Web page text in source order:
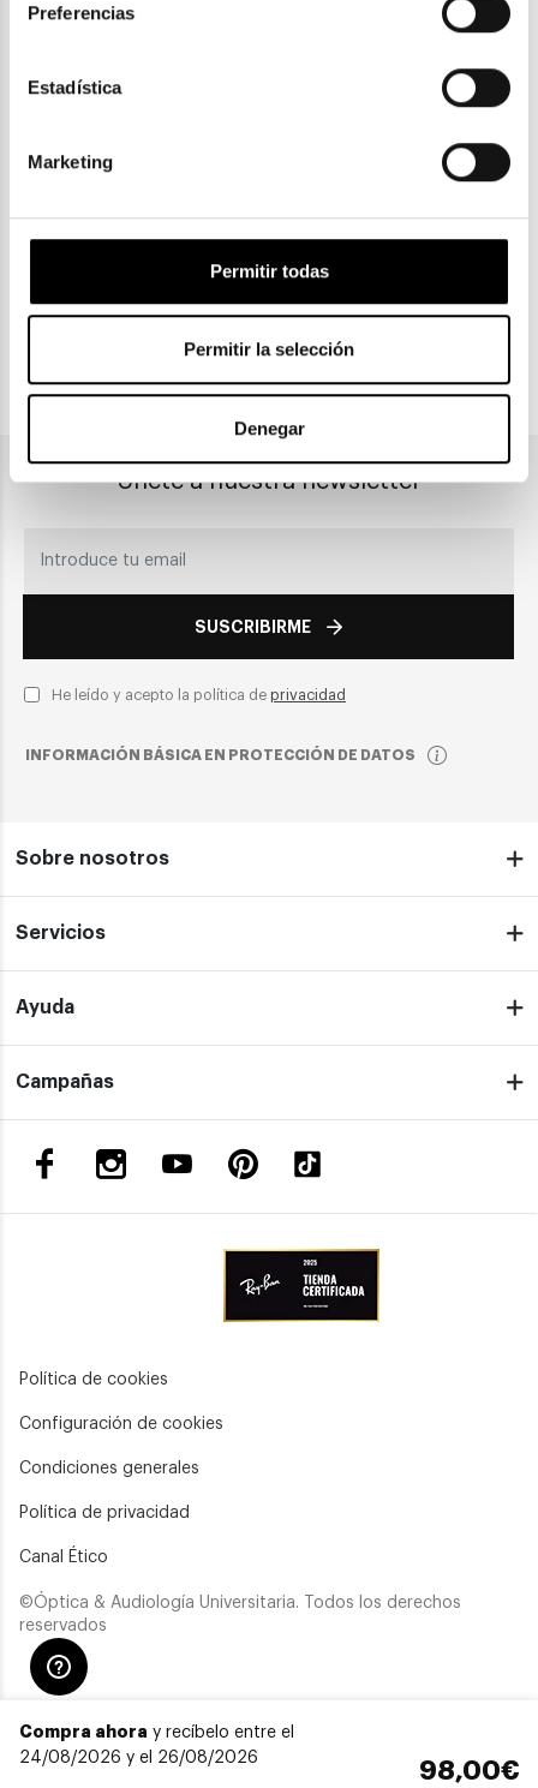
Preferencias
Estadística
Marketing
Permitir todas
Permitir la selección
Denegar
Compra ahora y recíbelo entre el
24/08/2026 y el 26/08/2026
98,00€
2 colores
CLICK & COLLECT
Recogida en tienda
PAGO SEGURO
Únete a nuestra newsletter
SUSCRIBIRME
He leído y acepto la política de privacidad
INFORMACIÓN BÁSICA EN PROTECCIÓN DE DATOS
Sobre nosotros
Servicios
Ayuda
Campañas
Política de cookies
Configuración de cookies
Condiciones generales
Política de privacidad
Canal Ético
©Óptica & Audiología Universitaria. Todos los derechos
reservados